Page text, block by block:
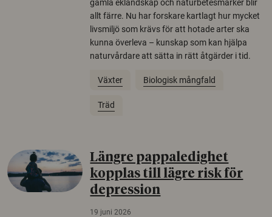
gamla eklandskap och naturbetesmarker blir
allt färre. Nu har forskare kartlagt hur mycket
livsmiljö som krävs för att hotade arter ska
kunna överleva – kunskap som kan hjälpa
naturvårdare att sätta in rätt åtgärder i tid.
Växter Biologisk mångfald
Träd
Längre pappaledighet
kopplas till lägre risk för
depression
19 juni 2026